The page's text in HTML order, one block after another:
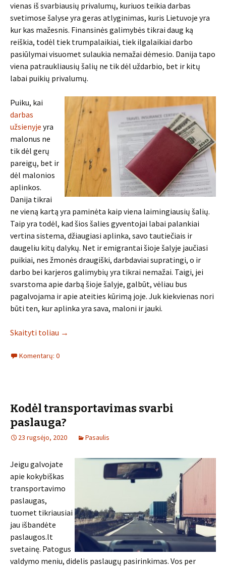
vienas iš svarbiausių privalumų, kuriuos teikia darbas
svetimose šalyse yra geras atlyginimas, kuris Lietuvoje yra
kur kas mažesnis. Finansinės galimybės tikrai daug ką
reiškia, todėl tiek trumpalaikiai, tiek ilgalaikiai darbo
pasiūlymai visuomet sulaukia nemažai dėmesio. Danija tapo
viena patraukliausių šalių ne tik dėl uždarbio, bet ir kitų
labai puikių privalumų.
Puiku, kai
darbas
užsienyje yra
malonus ne
tik dėl gerų
pareigų, bet ir
dėl malonios
aplinkos.
Danija tikrai
ne vieną kartą yra paminėta kaip viena laimingiausių šalių.
Taip yra todėl, kad šios šalies gyventojai labai palankiai
vertina sistema, džiaugiasi aplinka, savo tautiečiais ir
daugeliu kitų dalykų. Net ir emigrantai šioje šalyje jaučiasi
puikiai, nes žmonės draugiški, darbdaviai supratingi, o ir
darbo bei karjeros galimybių yra tikrai nemažai. Taigi, jei
svarstoma apie darbą šioje šalyje, galbūt, vėliau bus
pagalvojama ir apie ateities kūrimą joje. Juk kiekvienas nori
būti ten, kur aplinka yra sava, maloni ir jauki.
Skaityti toliau →
Komentarų: 0
Kodėl transportavimas svarbi
paslauga?
23 rugsėjo, 2020 Pasaulis
Jeigu galvojate
apie kokybiškas
transportavimo
paslaugas,
tuomet tikriausiai
jau išbandėte
paslaugos.lt
svetainę. Patogus
valdymo meniu, didelis paslaugų pasirinkimas. Vos per